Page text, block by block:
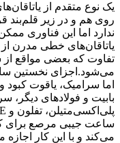
یک نوع متقدم از
روی هم و در زیر قلم‌بند
ندارد اما این فناوری
یاتاقان‌های خطی مدرن
تفاوت که بعضی مواقع از
می‌شود.اجزای نخستین
اما سرامیک، یاقوت کبود
بابیت و فولادهای دیگر،
ساعت جیبی مرصع برای
می‌کند و با این کار